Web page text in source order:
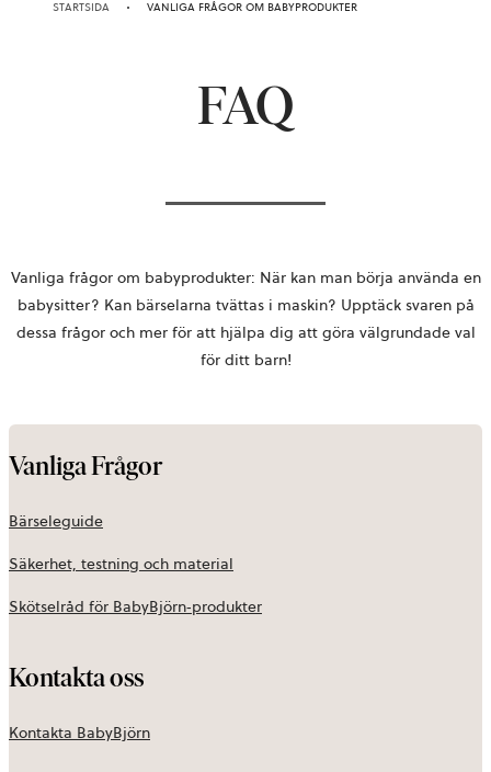
STARTSIDA VANLIGA FRÅGOR OM BABYPRODUKTER
FAQ
Vanliga frågor om babyprodukter: När kan man börja använda en
babysitter? Kan bärselarna tvättas i maskin? Upptäck svaren på
dessa frågor och mer för att hjälpa dig att göra välgrundade val
för ditt barn!
Vanliga Frågor
Bärseleguide
Säkerhet, testning och material
Skötselråd för BabyBjörn‑produkter
Kontakta oss
Kontakta BabyBjörn